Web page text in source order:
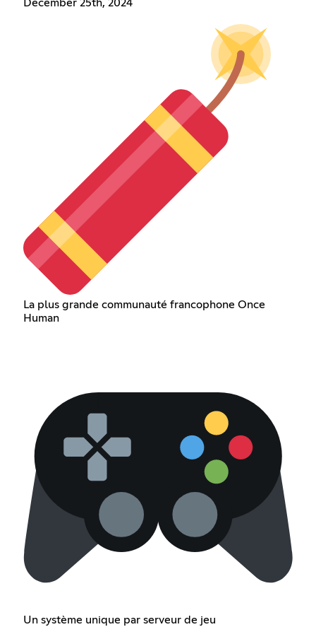
December 25th, 2024
La plus grande communauté francophone Once
Human
Un système unique par serveur de jeu